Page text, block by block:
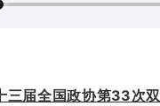
三届全国政协第33次